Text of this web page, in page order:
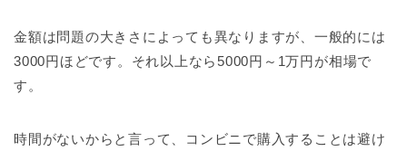
金額は問題の大きさによっても異なりますが、一般的には
3000円ほどです。それ以上なら5000円～1万円が相場で
す。
時間がないからと言って、コンビニで購入することは避け